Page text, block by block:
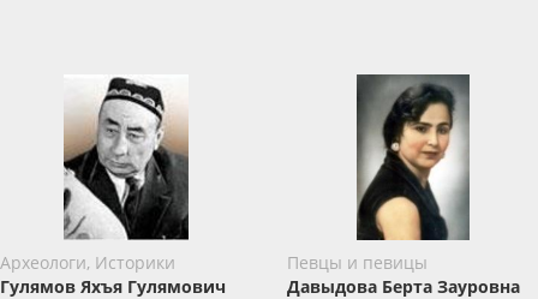
Археологи, Историки
Гулямов Яхъя Гулямович
Певцы и певицы
Давыдова Берта Зауровна